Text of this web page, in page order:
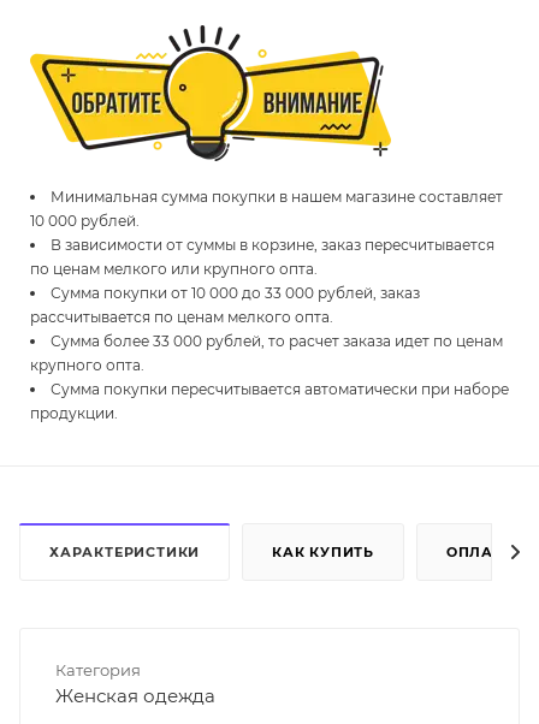
Минимальная сумма покупки в нашем магазине составляет
10 000 рублей.
В зависимости от суммы в корзине, заказ пересчитывается
по ценам мелкого или крупного опта.
Сумма покупки от 10 000 до 33 000 рублей, заказ
рассчитывается по ценам мелкого опта.
Сумма более 33 000 рублей, то расчет заказа идет по ценам
крупного опта.
Сумма покупки пересчитывается автоматически при наборе
продукции.
ХАРАКТЕРИСТИКИ КАК КУПИТЬ ОПЛАТА
Категория
Женская одежда